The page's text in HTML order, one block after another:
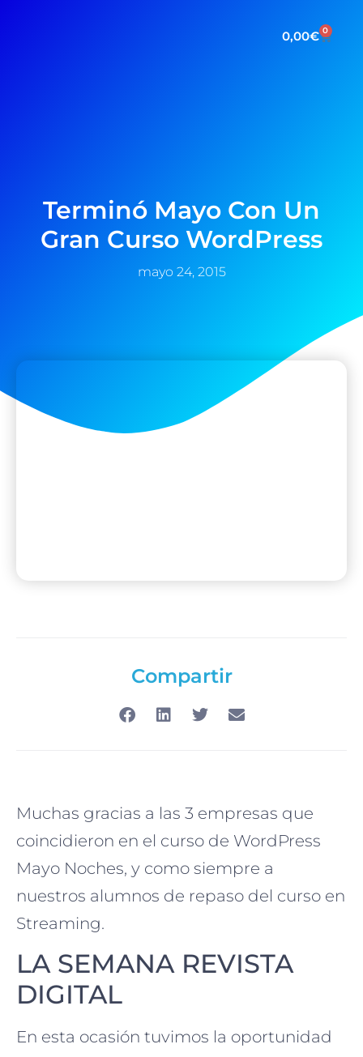
0,00€ 0
Terminó Mayo Con Un
Gran Curso WordPress
mayo 24, 2015
Compartir
Muchas gracias a las 3 empresas que
coincidieron en el curso de WordPress
Mayo Noches, y como siempre a
nuestros alumnos de repaso del curso en
Streaming.
LA SEMANA REVISTA
DIGITAL
En esta ocasión tuvimos la oportunidad